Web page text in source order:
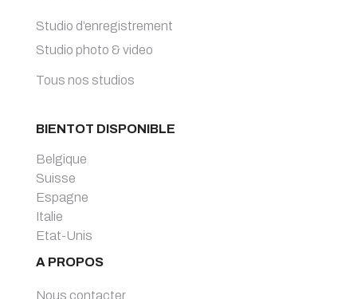
Studio d’enregistrement
Studio photo & video
Tous nos studios
BIENTOT DISPONIBLE
Belgique
Suisse
Espagne
Italie
Etat-Unis
A PROPOS
Nous contacter